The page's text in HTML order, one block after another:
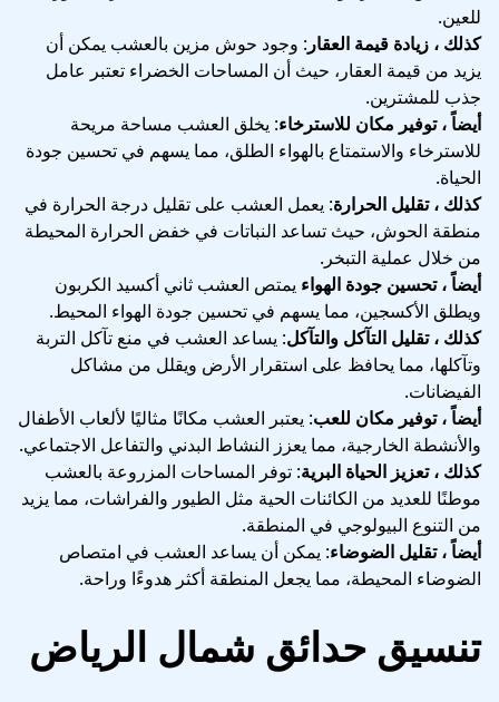
للعين.
كذلك ، زيادة قيمة العقار : وجود حوش مزين بالعشب يمكن أن
يزيد من قيمة العقار، حيث أن المساحات الخضراء تعتبر عامل
جذب للمشترين.
أيضاً ، توفير مكان للاسترخاء: يخلق العشب مساحة مريحة
للاسترخاء والاستمتاع بالهواء الطلق، مما يسهم في تحسين جودة
الحياة.
كذلك ، تقليل الحرارة: يعمل العشب على تقليل درجة الحرارة في
منطقة الحوش، حيث تساعد النباتات في خفض الحرارة المحيطة
من خلال عملية التبخر.
أيضاً ، تحسين جودة الهواء يمتص العشب ثاني أكسيد الكربون
ويطلق الأكسجين، مما يسهم في تحسين جودة الهواء المحيط.
كذلك ، تقليل التآكل والتآكل: يساعد العشب في منع تآكل التربة
وتآكلها، مما يحافظ على استقرار الأرض ويقلل من مشاكل
الفيضانات.
أيضاً ، توفير مكان للعب: يعتبر العشب مكانًا مثاليًا لألعاب الأطفال
والأنشطة الخارجية، مما يعزز النشاط البدني والتفاعل الاجتماعي.
كذلك ، تعزيز الحياة البرية: توفر المساحات المزروعة بالعشب
موطنًا للعديد من الكائنات الحية مثل الطيور والفراشات، مما يزيد
من التنوع البيولوجي في المنطقة.
أيضاً ، تقليل الضوضاء: يمكن أن يساعد العشب في امتصاص
الضوضاء المحيطة، مما يجعل المنطقة أكثر هدوءًا وراحة.
تنسيق حدائق شمال الرياض